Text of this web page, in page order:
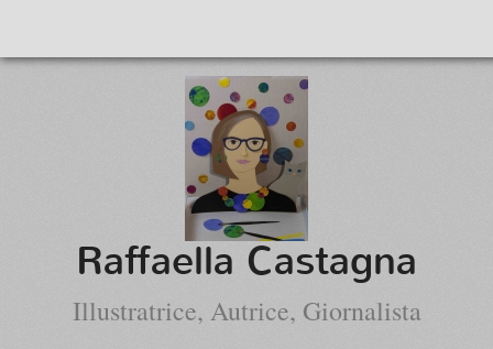
Raffaella Castagna
Illustratrice, Autrice, Giornalista